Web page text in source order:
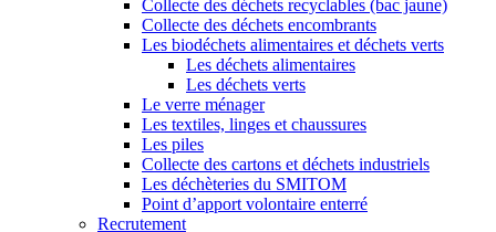
Collecte des déchets recyclables (bac jaune)
Collecte des déchets encombrants
Les biodéchets alimentaires et déchets verts
Les déchets alimentaires
Les déchets verts
Le verre ménager
Les textiles, linges et chaussures
Les piles
Collecte des cartons et déchets industriels
Les déchèteries du SMITOM
Point d’apport volontaire enterré
Recrutement